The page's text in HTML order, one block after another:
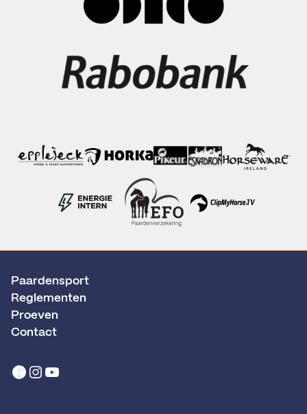
Paardensport
Reglementen
Proeven
Contact